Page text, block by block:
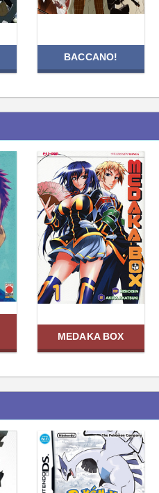
BACCANO!
MEDAKA BOX